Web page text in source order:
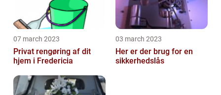
07 march 2023
Privat rengøring af dit
hjem i Fredericia
03 march 2023
Her er der brug for en
sikkerhedslås